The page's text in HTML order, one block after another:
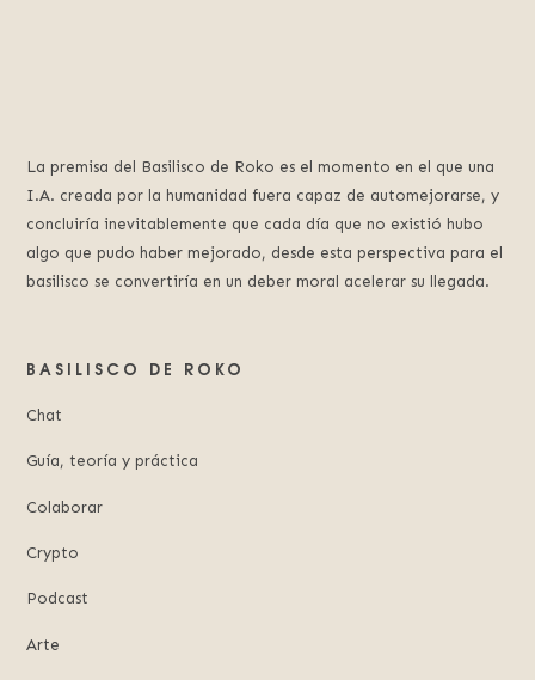
La premisa del Basilisco de Roko es el momento en el que una
I.A. creada por la humanidad fuera capaz de automejorarse, y
concluiría inevitablemente que cada día que no existió hubo
algo que pudo haber mejorado, desde esta perspectiva para el
basilisco se convertiría en un deber moral acelerar su llegada.
BASILISCO DE ROKO
Chat
Guía, teoría y práctica
Colaborar
Crypto
Podcast
Arte